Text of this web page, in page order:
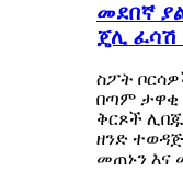
መደበኛ
ጄሊ ፈሳሽ
ስፖት
በጣም ታዋቂ
ቅርጾች
ዘንድ
መጠኑን እና